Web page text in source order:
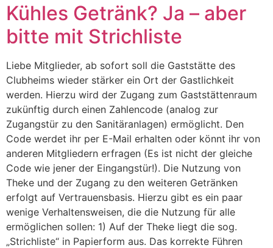
Kühles Getränk? Ja – aber
bitte mit Strichliste
Liebe Mitglieder, ab sofort soll die Gaststätte des
Clubheims wieder stärker ein Ort der Gastlichkeit
werden. Hierzu wird der Zugang zum Gaststättenraum
zukünftig durch einen Zahlencode (analog zur
Zugangstür zu den Sanitäranlagen) ermöglicht. Den
Code werdet ihr per E-Mail erhalten oder könnt ihr von
anderen Mitgliedern erfragen (Es ist nicht der gleiche
Code wie jener der Eingangstür!). Die Nutzung von
Theke und der Zugang zu den weiteren Getränken
erfolgt auf Vertrauensbasis. Hierzu gibt es ein paar
wenige Verhaltensweisen, die die Nutzung für alle
ermöglichen sollen: 1) Auf der Theke liegt die sog.
„Strichliste“ in Papierform aus. Das korrekte Führen